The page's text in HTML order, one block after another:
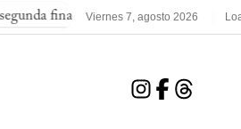
consecutiva del Mundial España
Viernes 7,agosto 2026